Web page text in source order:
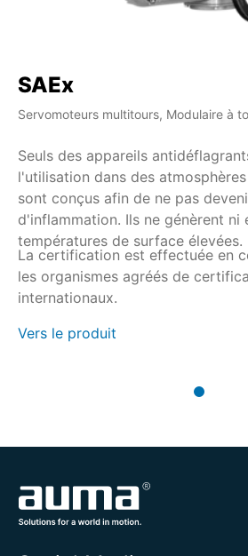
SAEx
Servomoteurs multitours, Modulaire à
Seuls des appareils
l'utilisation dans des
sont conçus afin de ne pas
d'inflammation. Ils ne génèrent ni
températures de surface élevées.
La certification est effectuée en
les organismes agréés de
internationaux.
Vers le produit